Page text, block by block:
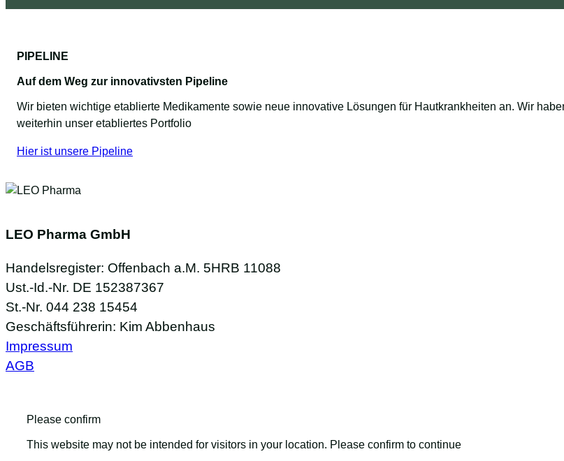
PIPELINE
Auf dem Weg zur innovativsten Pipeline
Wir bieten wichtige etablierte Medikamente sowie neue innovative Lösungen für Hautkrankheiten an. Wir
weiterhin unser etabliertes Portfolio
Hier ist unsere Pipeline
LEO Pharma GmbH
Handelsregister: Offenbach a.M. 5HRB 11088
Ust.-Id.-Nr. DE 152387367
St.-Nr. 044 238 15454
Geschäftsführerin: Kim Abbenhaus
Impressum
AGB
Please confirm
This website may not be intended for visitors in your location. Please confirm to continue